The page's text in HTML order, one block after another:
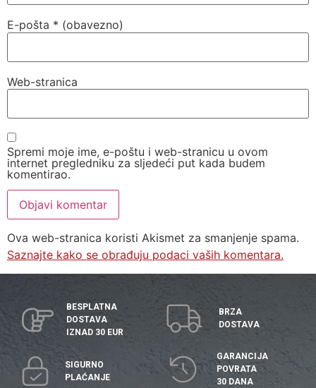
E-pošta * (obavezno)
Web-stranica
Spremi moje ime, e-poštu i web-stranicu u ovom
internet pregledniku za sljedeći put kada budem
komentirao.
Ova web-stranica koristi Akismet za smanjenje spama.
Saznajte kako se obrađuju podaci vaših komentara.
BESPLATNA
DOSTAVA
IZNAD 30 EUR
BRZA
DOSTAVA
SIGURNO
PLAĆANJE
GARANCIJA
POVRATA
30 DANA